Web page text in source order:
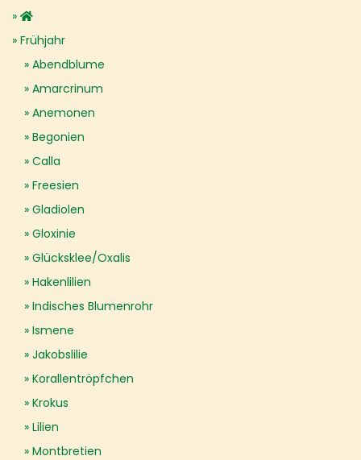
Frühjahr
Abendblume
Amarcrinum
Anemonen
Begonien
Calla
Freesien
Gladiolen
Gloxinie
Glücksklee/Oxalis
Hakenlilien
Indisches Blumenrohr
Ismene
Jakobslilie
Korallentröpfchen
Krokus
Lilien
Montbretien